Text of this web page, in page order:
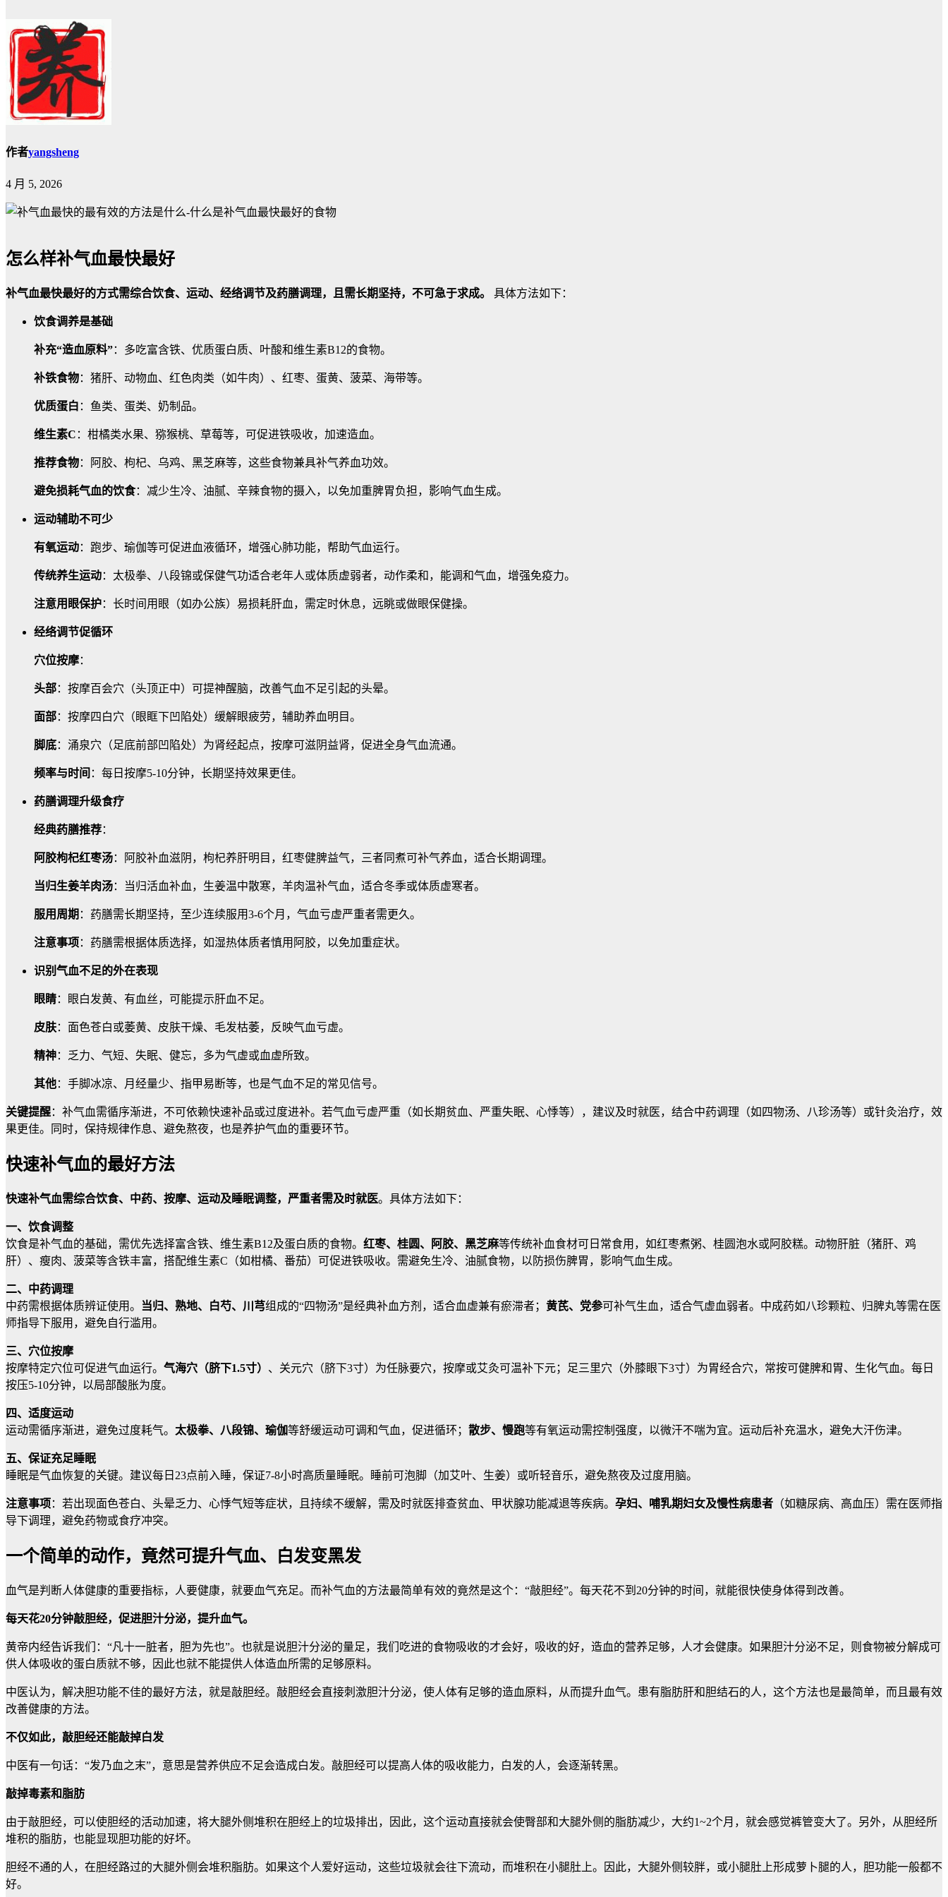
作者yangsheng
4 月 5, 2026
怎么样补气血最快最好
补气血最快最好的方式需综合饮食、运动、经络调节及药膳调理，且需长期坚持，不可急于求成。 具体方法如下：
饮食调养是基础
补充“造血原料”：多吃富含铁、优质蛋白质、叶酸和维生素B12的食物。
补铁食物：猪肝、动物血、红色肉类（如牛肉）、红枣、蛋黄、菠菜、海带等。
优质蛋白 ：鱼类、蛋类、奶制品。
维生素C ：柑橘类水果、猕猴桃、草莓等，可促进铁吸收，加速造血。
推荐食物：阿胶、枸杞、乌鸡、黑芝麻等，这些食物兼具补气养血功效。
避免损耗气血的饮食：减少生冷、油腻、辛辣食物的摄入，以免加重脾胃负担，影响气血生成。
运动辅助不可少
有氧运动：跑步、瑜伽等可促进血液循环，增强心肺功能，帮助气血运行。
传统养生运动：太极拳、八段锦或保健气功适合老年人或体质虚弱者，动作柔和，能调和气血，增强免疫力。
注意用眼保护：长时间用眼（如办公族）易损耗肝血，需定时休息，远眺或做眼保健操。
经络调节促循环
穴位按摩：
头部：按摩百会穴（头顶正中）可提神醒脑，改善气血不足引起的头晕。
面部：按摩四白穴（眼眶下凹陷处）缓解眼疲劳，辅助养血明目。
脚底：涌泉穴（足底前部凹陷处）为肾经起点，按摩可滋阴益肾，促进全身气血流通。
频率与时间 ：每日按摩5-10分钟，长期坚持效果更佳。
药膳调理升级食疗
经典药膳推荐：
阿胶枸杞红枣汤：阿胶补血滋阴，枸杞养肝明目，红枣健脾益气，三者同煮可补气养血，适合长期调理。
当归生姜羊肉汤：当归活血补血，生姜温中散寒，羊肉温补气血，适合冬季或体质虚寒者。
服用周期 ：药膳需长期坚持，至少连续服用3-6个月，气血亏虚严重者需更久。
注意事项 ：药膳需根据体质选择，如湿热体质者慎用阿胶，以免加重症状。
识别气血不足的外在表现
眼睛：眼白发黄、有血丝，可能提示肝血不足。
皮肤：面色苍白或萎黄、皮肤干燥、毛发枯萎，反映气血亏虚。
精神：乏力、气短、失眠、健忘，多为气虚或血虚所致。
其他：手脚冰凉、月经量少、指甲易断等，也是气血不足的常见信号。
关键提醒：补气血需循序渐进，不可依赖快速补品或过度进补。若气血亏虚严重（如长期贫血、严重失眠、心悸等），建议及时就医，结合中药调理（如四物汤、八珍汤等）或针灸治疗，效
果更佳。同时，保持规律作息、避免熬夜，也是养护气血的重要环节。
快速补气血的最好方法
快速补气血需综合饮食、中药、按摩、运动及睡眠调整，严重者需及时就医。具体方法如下：
一、饮食调整
饮食是补气血的基础，需优先选择富含铁、维生素B12及蛋白质的食物。 红枣、桂圆、阿胶、黑芝麻等传统补血食材可日常食用，如红枣煮粥、桂圆泡水或阿胶糕。动物肝脏（猪肝、鸡
肝）、瘦肉、菠菜等含铁丰富，搭配维生素C（如柑橘、番茄）可促进铁吸收。需避免生冷、油腻食物，以防损伤脾胃，影响气血生成。
二、中药调理
中药需根据体质辨证使用。
当归、熟地、白芍、川芎组成的“四物汤”是经典补血方剂，适合血虚兼有瘀滞者； 黄芪、党参可补气生血，适合气虚血弱者。中成药如八珍颗粒、归脾丸等需在医
师指导下服用，避免自行滥用。
三、穴位按摩
按摩特定穴位可促进气血运行。 气海穴（脐下1.5寸） 、关元穴（脐下3寸）为任脉要穴，按摩或艾灸可温补下元；足三里穴（外膝眼下3寸）为胃经合穴，常按可健脾和胃、生化气血。每日
按压5-10分钟，以局部酸胀为度。
四、适度运动
运动需循序渐进，避免过度耗气。 太极拳、八段锦、瑜伽等舒缓运动可调和气血，促进循环； 散步、慢跑等有氧运动需控制强度，以微汗不喘为宜。运动后补充温水，避免大汗伤津。
五、保证充足睡眠
睡眠是气血恢复的关键。建议每日23点前入睡，保证7-8小时高质量睡眠。睡前可泡脚（加艾叶、生姜）或听轻音乐，避免熬夜及过度用脑。
注意事项 ：若出现面色苍白、头晕乏力、心悸气短等症状，且持续不缓解，需及时就医排查贫血、甲状腺功能减退等疾病。 孕妇、哺乳期妇女及慢性病患者 （如糖尿病、高血压）需在医师指
导下调理，避免药物或食疗冲突。
一个简单的动作，竟然可提升气血、白发变黑发
血气是判断人体健康的重要指标，人要健康，就要血气充足。而补气血的方法最简单有效的竟然是这个：“敲胆经”。每天花不到20分钟的时间，就能很快使身体得到改善。
每天花20分钟敲胆经， 促进胆汁分泌，提升血气。
黄帝内经告诉我们：“凡十一脏者，胆为先也”。也就是说胆汁分泌的量足，我们吃进的食物吸收的才会好，吸收的好，造血的营养足够，人才会健康。如果胆汁分泌不足，则食物被分解成可
供人体吸收的蛋白质就不够，因此也就不能提供人体造血所需的足够原料。
中医认为，解决胆功能不佳的最好方法，就是敲胆经。敲胆经会直接刺激胆汁分泌，使人体有足够的造血原料，从而提升血气。患有脂肪肝和胆结石的人，这个方法也是最简单，而且最有效
改善健康的方法。
不仅如此，敲胆经还能敲掉白发
中医有一句话：“发乃血之末”，意思是营养供应不足会造成白发。敲胆经可以提高人体的吸收能力，白发的人，会逐渐转黑。
敲掉毒素和脂肪
由于敲胆经，可以使胆经的活动加速，将大腿外侧堆积在胆经上的垃圾排出，因此，这个运动直接就会使臀部和大腿外侧的脂肪减少，大约1~2个月，就会感觉裤管变大了。另外，从胆经所
堆积的脂肪，也能显现胆功能的好坏。
胆经不通的人，在胆经路过的大腿外侧会堆积脂肪。如果这个人爱好运动，这些垃圾就会往下流动，而堆积在小腿肚上。因此，大腿外侧较胖，或小腿肚上形成萝卜腿的人，胆功能一般都不
好。